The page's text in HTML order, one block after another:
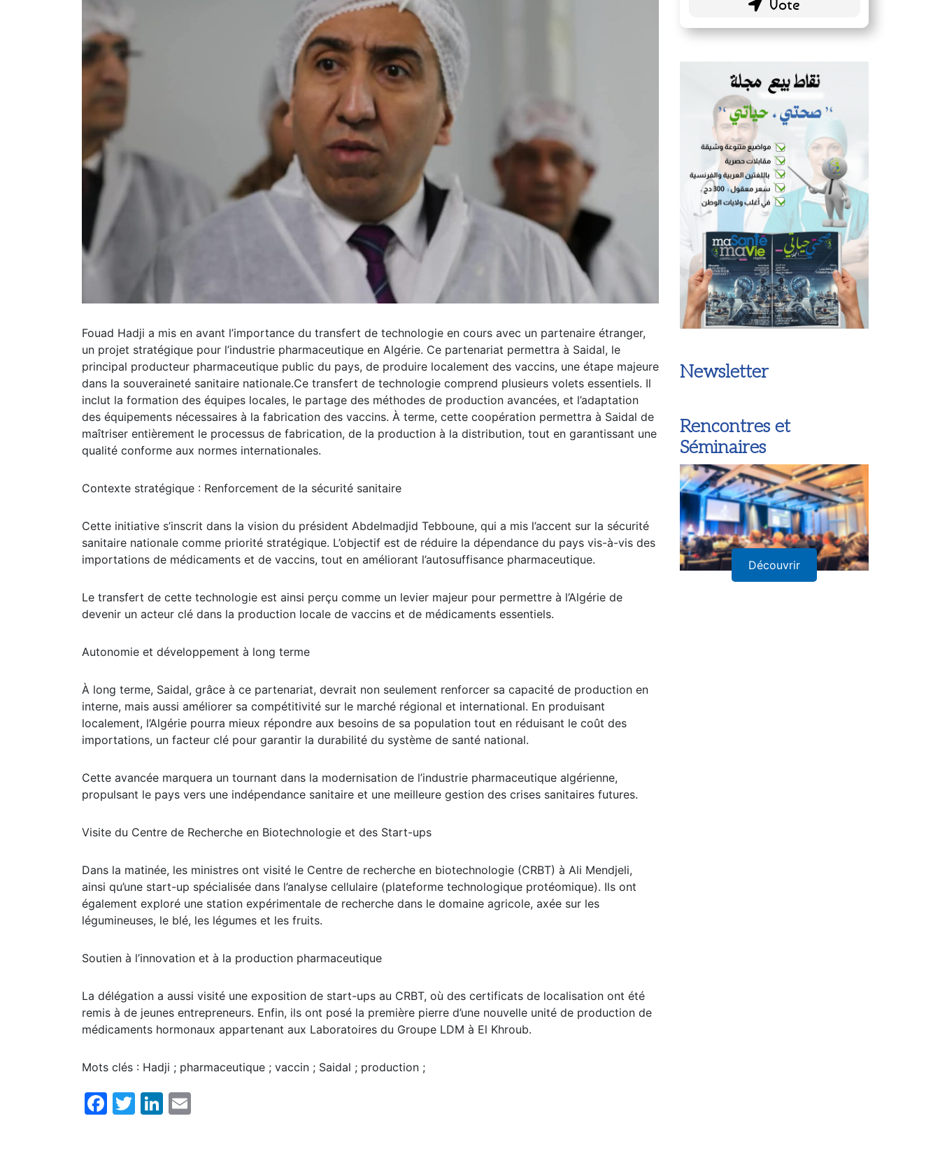
Fouad Hadji a mis en avant l’importance du transfert de technologie en cours avec un partenaire étranger,
un projet stratégique pour l’industrie pharmaceutique en Algérie. Ce partenariat permettra à Saidal, le
principal producteur pharmaceutique public du pays, de produire localement des vaccins, une étape majeure
dans la souveraineté sanitaire nationale.Ce transfert de technologie comprend plusieurs volets essentiels. Il
inclut la formation des équipes locales, le partage des méthodes de production avancées, et l’adaptation
des équipements nécessaires à la fabrication des vaccins. À terme, cette coopération permettra à Saidal de
maîtriser entièrement le processus de fabrication, de la production à la distribution, tout en garantissant une
qualité conforme aux normes internationales.
Contexte stratégique : Renforcement de la sécurité sanitaire
Cette initiative s’inscrit dans la vision du président Abdelmadjid Tebboune, qui a mis l’accent sur la sécurité
sanitaire nationale comme priorité stratégique. L’objectif est de réduire la dépendance du pays vis-à-vis des
importations de médicaments et de vaccins, tout en améliorant l’autosuffisance pharmaceutique.
Le transfert de cette technologie est ainsi perçu comme un levier majeur pour permettre à l’Algérie de
devenir un acteur clé dans la production locale de vaccins et de médicaments essentiels.
Autonomie et développement à long terme
À long terme, Saidal, grâce à ce partenariat, devrait non seulement renforcer sa capacité de production en
interne, mais aussi améliorer sa compétitivité sur le marché régional et international. En produisant
localement, l’Algérie pourra mieux répondre aux besoins de sa population tout en réduisant le coût des
importations, un facteur clé pour garantir la durabilité du système de santé national.
Cette avancée marquera un tournant dans la modernisation de l’industrie pharmaceutique algérienne,
propulsant le pays vers une indépendance sanitaire et une meilleure gestion des crises sanitaires futures.
Visite du Centre de Recherche en Biotechnologie et des Start-ups
Dans la matinée, les ministres ont visité le Centre de recherche en biotechnologie (CRBT) à Ali Mendjeli,
ainsi qu’une start-up spécialisée dans l’analyse cellulaire (plateforme technologique protéomique). Ils ont
également exploré une station expérimentale de recherche dans le domaine agricole, axée sur les
légumineuses, le blé, les légumes et les fruits.
Soutien à l’innovation et à la production pharmaceutique
La délégation a aussi visité une exposition de start-ups au CRBT, où des certificats de localisation ont été
remis à de jeunes entrepreneurs. Enfin, ils ont posé la première pierre d’une nouvelle unité de production de
médicaments hormonaux appartenant aux Laboratoires du Groupe LDM à El Khroub.
Mots clés : Hadji ; pharmaceutique ; vaccin ; Saidal ; production ;
Facebook
TwitterLinkedIn
Newsletter
Rencontres et
Séminaires
Découvrir